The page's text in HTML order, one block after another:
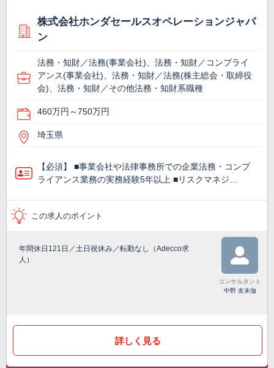
株式会社ホンダセールスオペレーションジャパ
ン
法務・知財／法務(事業会社)、法務・知財／コンプライ
アンス(事業会社)、法務・知財／法務(株主総会・取締役
会)、法務・知財／その他法務・知財系職種
460万円～750万円
埼玉県
【必須】 ■事業会社や法律事務所での企業法務・コンプ
ライアンス業務の実務経験5年以上 ■リスクマネジ…
この求人のポイント
年間休日121日／土日祝休み／転勤なし（Adecco求
人）
コンサルタント
中野 友未伽
詳しく見る